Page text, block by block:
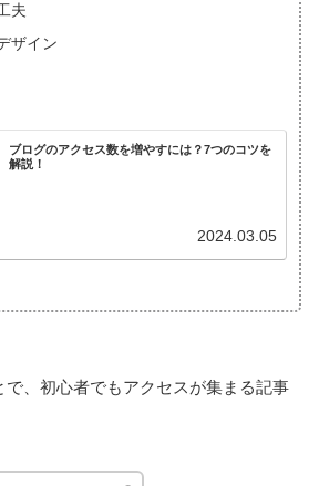
夫
ザイン
ブログのアクセス数を増やすには？7つのコツを
解説！
2024.03.05
で、初心者でもアクセスが集まる記事